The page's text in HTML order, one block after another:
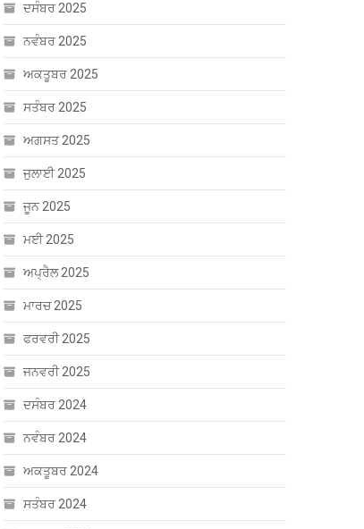
ਦਸੰਬਰ 2025
ਨਵੰਬਰ 2025
ਅਕਤੂਬਰ 2025
ਸਤੰਬਰ 2025
ਅਗਸਤ 2025
ਜੁਲਾਈ 2025
ਜੂਨ 2025
ਮਈ 2025
ਅਪ੍ਰੈਲ 2025
ਮਾਰਚ 2025
ਫਰਵਰੀ 2025
ਜਨਵਰੀ 2025
ਦਸੰਬਰ 2024
ਨਵੰਬਰ 2024
ਅਕਤੂਬਰ 2024
ਸਤੰਬਰ 2024